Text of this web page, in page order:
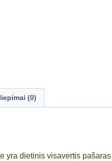
(0)
yra dietinis visavertis